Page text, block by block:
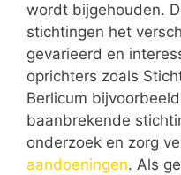
wordt bijgehouden.
stichtingen het
gevarieerd en
oprichters zoals
Berlicum
baanbrekende
onderzoek en zorg
aandoeningen. Als